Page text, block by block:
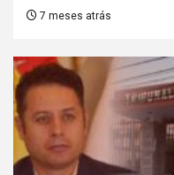
7 meses atrás